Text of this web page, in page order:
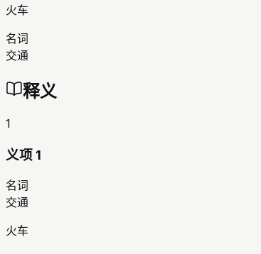
火车
名词
交通
释义
1
义项 1
名词
交通
火车